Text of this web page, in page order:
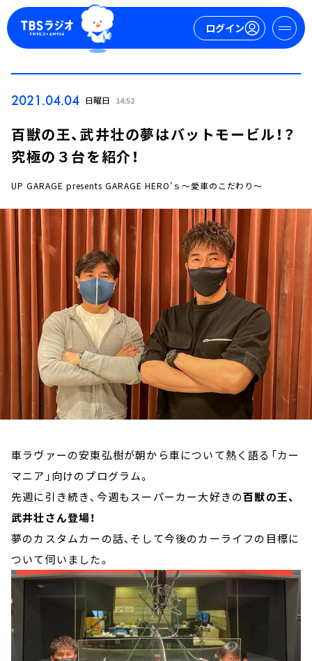
ログイン
今日の番組表
週間番組表
トピックス
TBS Podcast
お知らせ
イベント・グッズ
YouTube
会社情報
2021.04.04 日曜日 14:52
百獣の王、武井壮の夢はバットモービル！？
究極の３台を紹介！
UP GARAGE presents GARAGE HERO’ｓ～愛車のこだわり～
車ラヴァーの安東弘樹が朝から車について熱く語る「カー
マニア」向けのプログラム。
先週に引き続き、今週もスーパーカー大好きの百獣の王、
武井壮さん登場！
夢のカスタムカーの話、そして今後のカーライフの目標に
ついて伺いました。